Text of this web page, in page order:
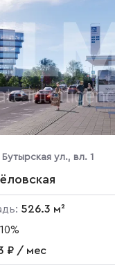
ул., вл. 1
526.3 м²
10%
₽ / мес